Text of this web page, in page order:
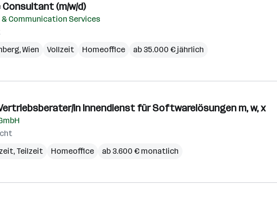
Consultant (m/w/d)
& Communication Services
,Wien Vollzeit Homeoffice ab 35.000 € jährlich
in Innendienst für Softwarelösungen m, w, x
Teilzeit Homeoffice ab 3.600 € monatlich